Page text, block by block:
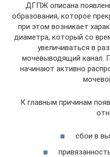
ДГПЖ описана
образования, которое
при этом возникает
диаметра, который со
увеличиваться в
мочевыводящий канал.
начинают активно
К главным причинам
сбои в